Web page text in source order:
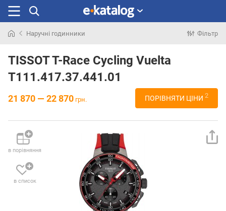
раніше
Наручні годинники Фільтр
TISSOT T-Race Cycling Vuelta
T111.417.37.441.01
21 870 — 22 870 грн. ПОРІВНЯТИ ЦІНИ 2
в порівняння
в список